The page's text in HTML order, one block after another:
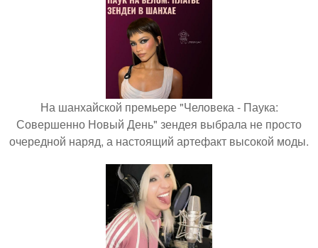
На шанхайской премьере "Человека - Паука:
Совершенно Новый День" зендея выбрала не просто
очередной наряд, а настоящий артефакт высокой моды.